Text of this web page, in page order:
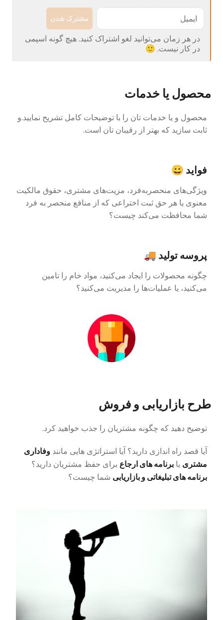
مشترک شدن
در هر زمان می‌توانید لغو اشتراک کنید. هیچ گونه اسپمی
در کار نیست. 🙂
محصول یا خدمات
محصول و یا خدمات تان را با توضیحات کامل تشریح نمایید.و
ثابت سازید که بهتر از رقیبان تان است.
فواید 😀
ویژگی‌های منحصربه‌فرد، مزیت‌های مشتری، حقوق مالکیت
معنوی یا هر حق ثبت اختراعی که از منافع منحصر به فرد
شما محافظت می‌کند چیست؟
پروسه تولید 🚚
چگونه محصولات را ایجاد می‌کنید، مواد خام را تامین
می‌کنید، یا عملیات‌ها را مدیریت می‌کنید؟
طرح بازاریابی و فروش
توضیح دهید که چگونه مشتریان را جذب خواهید کرد.
آیا قصد راه اندازی دارید؟ آیا استراتژی هایی مانند وفاداری
مشتری یا برنامه های ارجاع برای حفظ مشتریان دارید؟
برنامه های تبلیغاتی و بازاریابی شما چیست؟